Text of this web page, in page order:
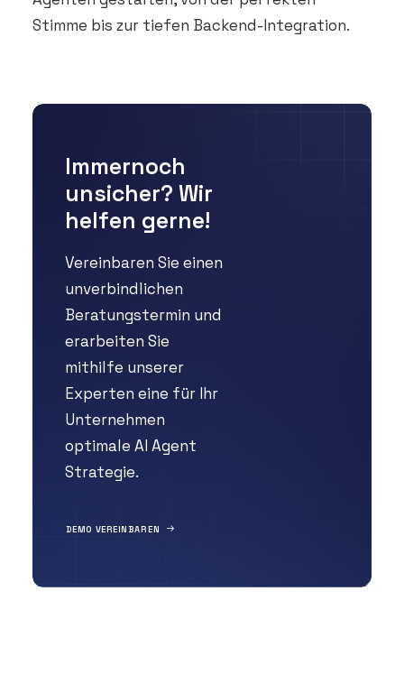
Stimme bis zur tiefen Backend-Integration.
Immernoch
unsicher? Wir
helfen gerne!
Vereinbaren Sie einen
unverbindlichen
Beratungstermin und
erarbeiten Sie
mithilfe unserer
Experten eine für Ihr
Unternehmen
optimale AI Agent
Strategie.
DEMO VEREINBAREN